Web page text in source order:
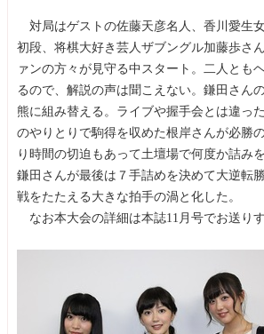
対局はゲストの佐藤天彦名人、香川愛生
初段、将棋大好き芸人ザブングル加藤歩さ
ァンの方々が見守る中スタート。二人とも
るので、解説の声は聞こえない。鎌田さん
熊に組み替える。ライブや握手会とは違っ
のやりとりで駒得を収めた根岸さんが必勝
り時間の切迫もあって土壇場で何度か詰み
鎌田さんが最後は７手詰めを決めて大逆転
戦をたたえる大きな拍手の渦と化した。
なお本大会の詳細は本誌11月号でお送りす